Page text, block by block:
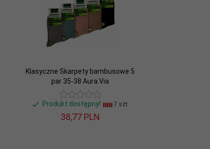
Klasyczne Skarpety bambusowe 5
par 35-38 Aura.Via
Produkt dostępny! 7 szt.
38,77 PLN